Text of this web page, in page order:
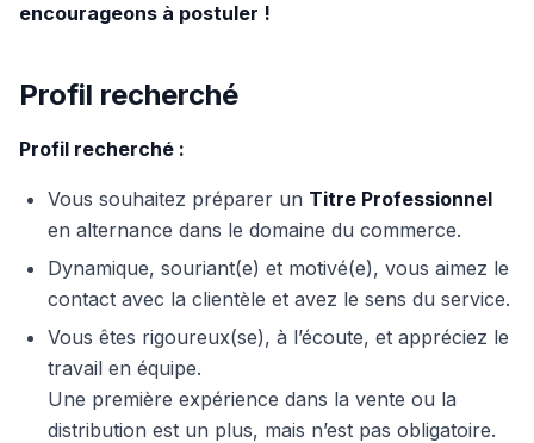
encourageons à postuler !
Profil recherché
Profil recherché :
Vous souhaitez préparer un Titre Professionnel
en alternance dans le domaine du commerce.
Dynamique, souriant(e) et motivé(e), vous aimez le
contact avec la clientèle et avez le sens du service.
Vous êtes rigoureux(se), à l’écoute, et appréciez le
travail en équipe.
Une première expérience dans la vente ou la
distribution est un plus, mais n’est pas obligatoire.